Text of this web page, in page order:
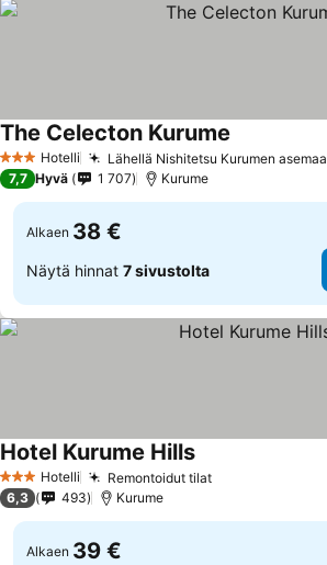
3 Tähtiluokitus
Hotelli Lähellä Nishitetsu Kurumen asemaa
The Celecton Kurume
7,7 Hyvä 1 707 Kurume
Alkaen 38 €
Näytä hinnat 7 sivustolta
3 Tähtiluokitus
Hotelli Remontoidut tilat
Hotel Kurume Hills
6,3 493 Kurume
Alkaen 39 €